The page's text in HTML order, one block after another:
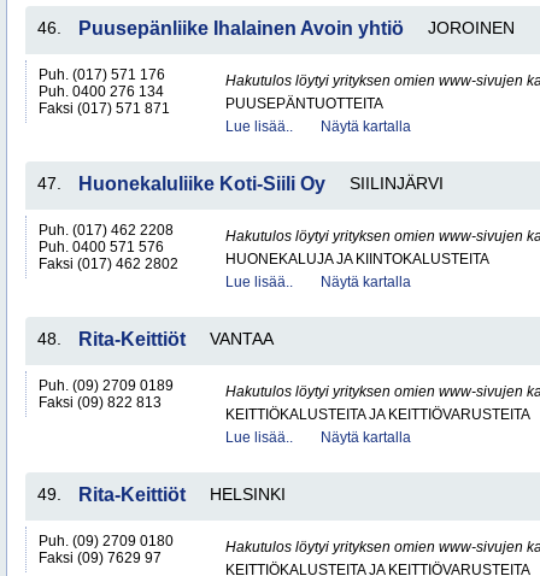
46. Puusepänliike Ihalainen Avoin yhtiö JOROINEN
Puh. (017) 571 176
Puh. 0400 276 134
Faksi (017) 571 871
Hakutulos löytyi yrityksen omien www-sivujen
PUUSEPÄNTUOTTEITA
Lue lisää..
Näytä kartalla
47. Huonekaluliike Koti-Siili Oy SIILINJÄRVI
Puh. (017) 462 2208
Puh. 0400 571 576
Faksi (017) 462 2802
Hakutulos löytyi yrityksen omien www-sivujen
HUONEKALUJA JA KIINTOKALUSTEITA
Lue lisää..
Näytä kartalla
48. Rita-Keittiöt VANTAA
Puh. (09) 2709 0189
Faksi (09) 822 813
Hakutulos löytyi yrityksen omien www-sivujen
KEITTIÖKALUSTEITA JA KEITTIÖVARUSTEITA
Lue lisää..
Näytä kartalla
49. Rita-Keittiöt HELSINKI
Puh. (09) 2709 0180
Faksi (09) 7629 97
Hakutulos löytyi yrityksen omien www-sivujen
KEITTIÖKALUSTEITA JA KEITTIÖVARUSTEITA